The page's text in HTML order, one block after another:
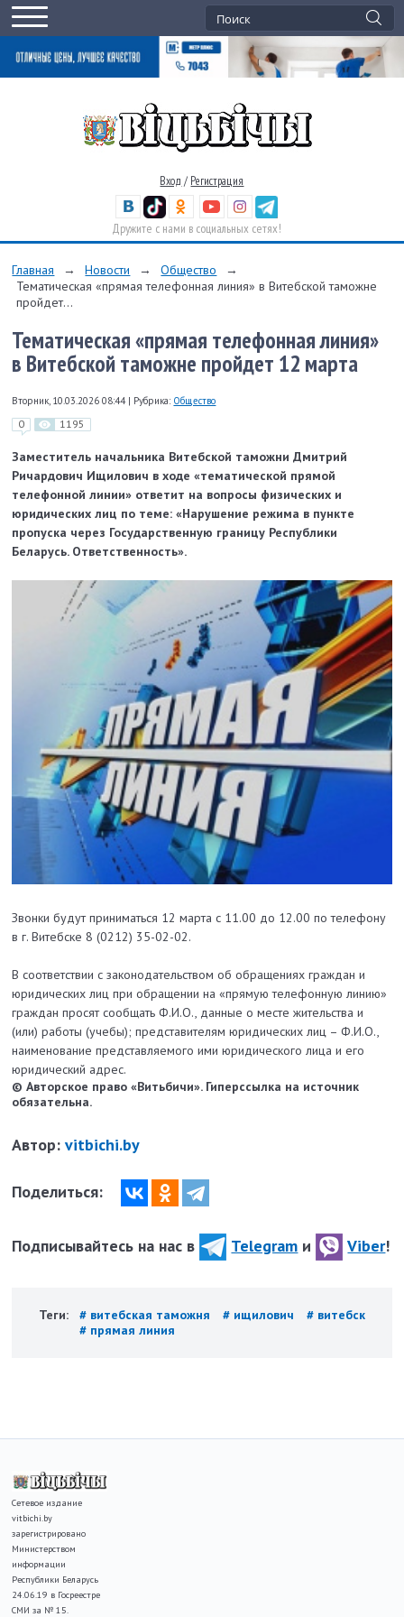
Вход / Регистрация
Дружите с нами в социальных сетях!
Главная → Новости → Общество
→
Тематическая «прямая телефонная линия» в Витебской таможне
пройдет...
Тематическая «прямая телефонная линия»
в Витебской таможне пройдет 12 марта
Вторник, 10.03.2026 08:44 | Рубрика: Общество
0 1195
Заместитель начальника Витебской таможни Дмитрий
Ричардович Ищилович в ходе «тематической прямой
телефонной линии» ответит на вопросы физических и
юридических лиц по теме: «Нарушение режима в пункте
пропуска через Государственную границу Республики
Беларусь. Ответственность».
Звонки будут приниматься 12 марта с 11.00 до 12.00 по телефону
в г. Витебске 8 (0212) 35-02-02.
В соответствии с законодательством об обращениях граждан и
юридических лиц при обращении на «прямую телефонную линию»
граждан просят сообщать Ф.И.О., данные о месте жительства и
(или) работы (учебы); представителям юридических лиц – Ф.И.О.,
наименование представляемого ими юридического лица и его
юридический адрес.
© Авторское право «Витьбичи». Гиперссылка на источник
обязательна.
Автор:vitbichi.by
Поделиться:
Подписывайтесь на нас в Telegram и Viber!
Теги: # витебская таможня # ищилович
# витебск
# прямая линия
Сетевое издание
vitbichi.by
зарегистрировано
Министерством
информации
Республики Беларусь
24.06.19 в Госреестре
СМИ за № 15.